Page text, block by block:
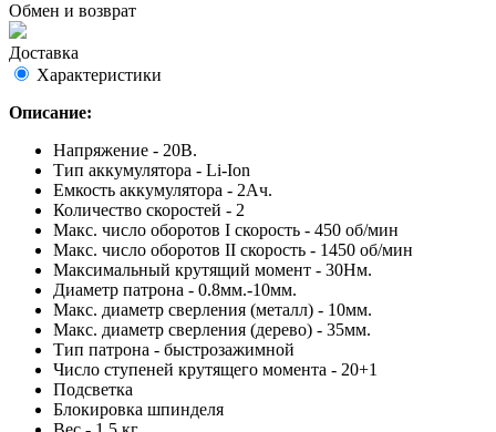
Обмен и возврат
Доставка
Характеристики
Описание:
Напряжение - 20В.
Тип аккумулятора - Li-Ion
Емкость аккумулятора - 2Ач.
Количество скоростей - 2
Макс. число оборотов I скорость - 450 об/мин
Макс. число оборотов II скорость - 1450 об/мин
Максимальный крутящий момент - 30Нм.
Диаметр патрона - 0.8мм.-10мм.
Макс. диаметр сверления (металл) - 10мм.
Макс. диаметр сверления (дерево) - 35мм.
Тип патрона - быстрозажимной
Число ступеней крутящего момента - 20+1
Подсветка
Блокировка шпинделя